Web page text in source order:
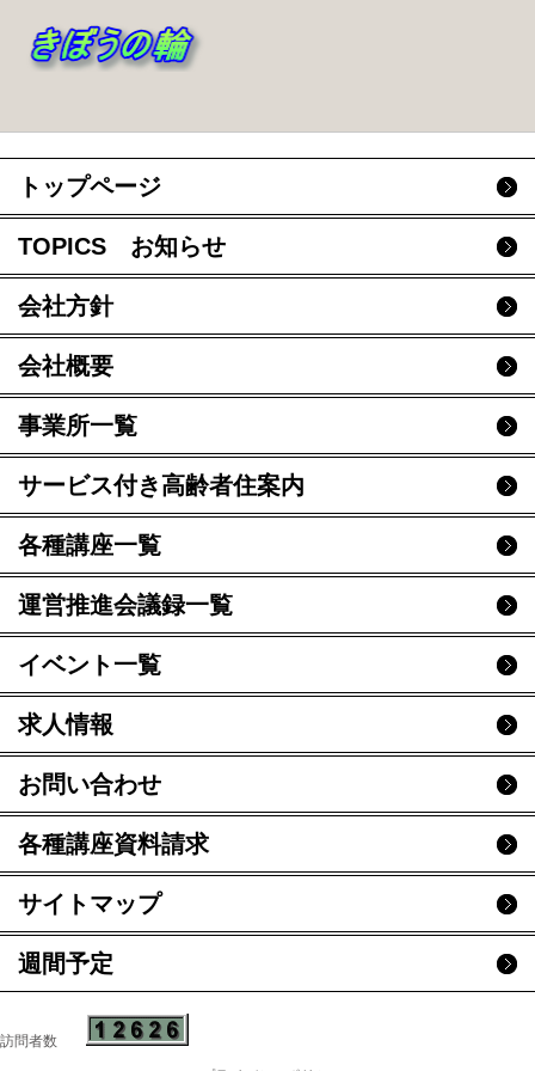
トップページ
TOPICS お知らせ
会社方針
会社概要
事業所一覧
サービス付き高齢者住案内
各種講座一覧
運営推進会議録一覧
イベント一覧
求人情報
お問い合わせ
各種講座資料請求
サイトマップ
週間予定
訪問者数